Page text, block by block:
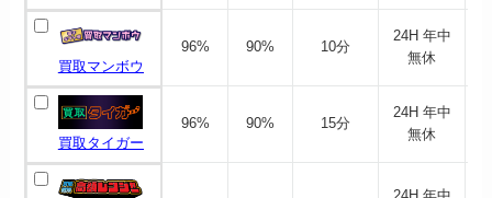
買取マンボウ
96% 90% 10分
24H 年中
無休
買取タイガー
96% 90% 15分
24H 年中
無休